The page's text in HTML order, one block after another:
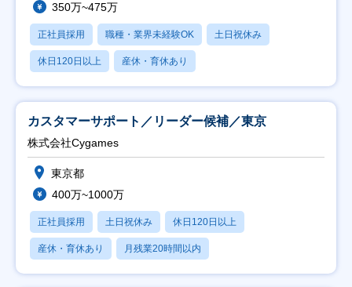
350万~475万
正社員採用 職種・業界未経験OK 土日祝休み
休日120日以上 産休・育休あり
カスタマーサポート／リーダー候補／東京
株式会社Cygames
東京都
400万~1000万
正社員採用 土日祝休み 休日120日以上
産休・育休あり 月残業20時間以内